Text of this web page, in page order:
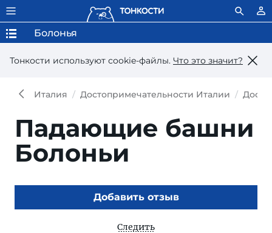
Тонкости используют сookie-файлы. Что это значит?
Болонья
Италия Достопримечательности Италии
Падающие башни
Болоньи
Добавить отзыв
Следить